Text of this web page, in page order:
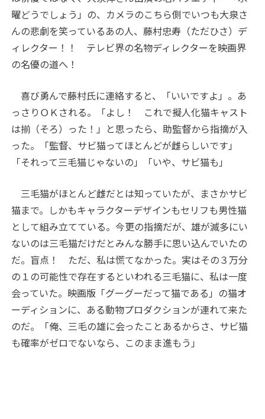
曜どうでしょう」の、カメラのこちら側でいつも大泉さ
んの悲劇を笑っているあの人、藤村忠寿（ただひさ）デ
ィレクター！！ テレビ界の名物ディレクターを映画界
の名優の道へ！
喜び勇んで藤村氏に連絡すると、「いいですよ」。あ
っさりＯＫされる。「よし！ これで擬人化猫キャスト
は揃（そろ）った！」と思ったら、助監督から指摘が入
った。「監督、サビ猫ってほとんどが雌らしいです」
「それって三毛猫じゃないの」「いや、サビ猫も」
三毛猫がほとんど雌だとは知っていたが、まさかサビ
猫まで。しかもキャラクターデザインもセリフも男性猫
として組み立てている。今更の指摘だが、雄が滅多にい
ないのは三毛猫だけだとみんな勝手に思い込んでいたの
だ。盲点！ ただ、私は慌てなかった。実はその３万分
の１の可能性で存在するといわれる三毛猫に、私は一度
会っていた。映画版「グーグーだって猫である」の猫オ
ーディションに、ある動物プロダクションが連れて来た
のだ。「俺、三毛の雄に会ったことあるからさ、サビ猫
も確率がゼロでないなら、このまま進もう」